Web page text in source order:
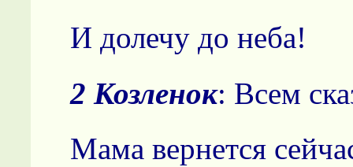
И долечу до неба!
2 Козленок: Всем
Мама вернется